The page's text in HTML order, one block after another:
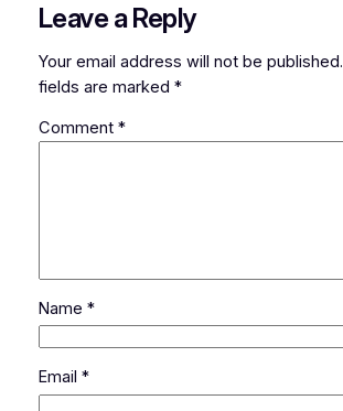
Leave a Reply
Your email address will not be published.
fields are marked *
Comment *
Name *
Email *